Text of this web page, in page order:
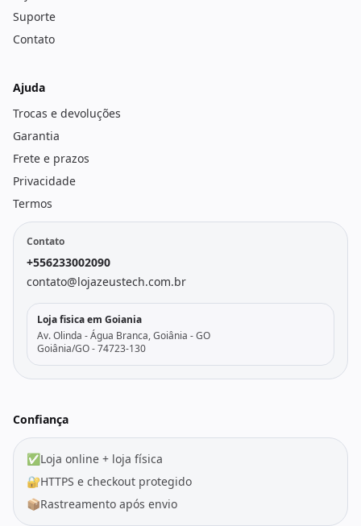
Suporte
Contato
Ajuda
Trocas e devoluções
Garantia
Frete e prazos
Privacidade
Termos
Contato
+556233002090
contato@lojazeustech.com.br
Loja fisica em Goiania
Av. Olinda - Água Branca, Goiânia - GO
Goiânia/GO - 74723-130
Confiança
✅Loja online + loja física
🔐HTTPS e checkout protegido
📦Rastreamento após envio